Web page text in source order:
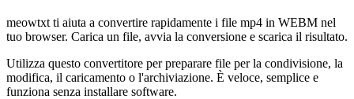
meowtxt ti aiuta a convertire rapidamente i file mp4 in WEBM nel
tuo browser. Carica un file, avvia la conversione e scarica il risultato.
Utilizza questo convertitore per preparare file per la condivisione, la
modifica, il caricamento o l'archiviazione. È veloce, semplice e
funziona senza installare software.